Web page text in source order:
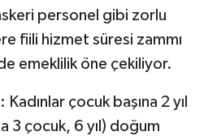
askeri personel gibi zorlu
fiili hizmet süresi zammı
emeklilik öne çekiliyor.
çocuk başına 2 yıl
3 çocuk, 6 yıl) doğum